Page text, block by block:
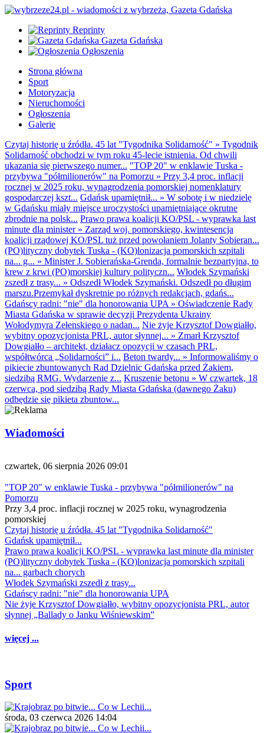
Reprinty
Gazeta Gdańska
Ogłoszenia
Strona główna
Sport
Motoryzacja
Nieruchomości
Ogłoszenia
Galerie
Czytaj historię u źródła. 45 lat "Tygodnika Solidarność" » Tygodnik
Solidarność obchodzi w tym roku 45-lecie istnienia. Od chwili
ukazania się pierwszego numer... "TOP 20" w enklawie Tuska -
przybywa "półmilionerów" na Pomorzu » Przy 3,4 proc. inflacji
rocznej w 2025 roku, wynagrodzenia pomorskiej nomenklatury
gospodarczej kszt... Gdańsk upamiętnił... » W sobotę i w niedzielę
w Gdańsku miały miejsce uroczystości upamiętniające okrutne
zbrodnie na polsk... Prawo prawa koalicji KO/PSL - wyprawka last
minute dla minister» Zarząd woj. pomorskiego, kwintesencja
koalicji rządowej KO/PSL tuż przed powołaniem Jolanty Sobieran...
(PO)lityczny dobytek Tuska - (KO)lonizacja pomorskich szpitali
na... g... » Minister J. Sobierańska-Grenda, formalnie bezpartyjna, to
krew z krwi (PO)morskiej kultury polityczn... Włodek Szymański
zszedł z trasy... » Odszedł Włodek Szymański. Odszedł po długim
marszu.Przemykał dyskretnie po różnych redakcjach, gdańs...
Gdańscy radni: "nie" dla honorowania UPA » Oświadczenie Rady
Miasta Gdańska w sprawie decyzji Prezydenta Ukrainy
Wołodymyra Zełenskiego o nadan... Nie żyje Krzysztof Dowgiałło,
wybitny opozycjonista PRL, autor słynnej... » Zmarł Krzysztof
Dowgiałło – architekt, działacz opozycji w czasach PRL,
współtwórca „Solidarności” i... Beton twardy... » Informowaliśmy o
pikiecie zbuntowanych Rad Dzielnic Gdańska przed Żakiem,
siedzibą RMG. Wydarzenie z... Kruszenie betonu » W czwartek, 18
czerwca, pod siedzibą Rady Miasta Gdańska (dawnego Żaku)
odbędzie się pikieta zbuntow...
Wiadomości
czwartek, 06 sierpnia 2026 09:01
"TOP 20" w enklawie Tuska - przybywa "półmilionerów" na
Pomorzu
Przy 3,4 proc. inflacji rocznej w 2025 roku, wynagrodzenia
pomorskiej
Czytaj historię u źródła. 45 lat "Tygodnika Solidarność"
Gdańsk upamiętnił...
Prawo prawa koalicji KO/PSL - wyprawka last minute dla minister
(PO)lityczny dobytek Tuska - (KO)lonizacja pomorskich szpitali
na... garbach chorych
Włodek Szymański zszedł z trasy...
Gdańscy radni: "nie" dla honorowania UPA
Nie żyje Krzysztof Dowgiałło, wybitny opozycjonista PRL, autor
słynnej „Ballady o Janku Wiśniewskim”
więcej ...
Sport
środa, 03 czerwca 2026 14:04